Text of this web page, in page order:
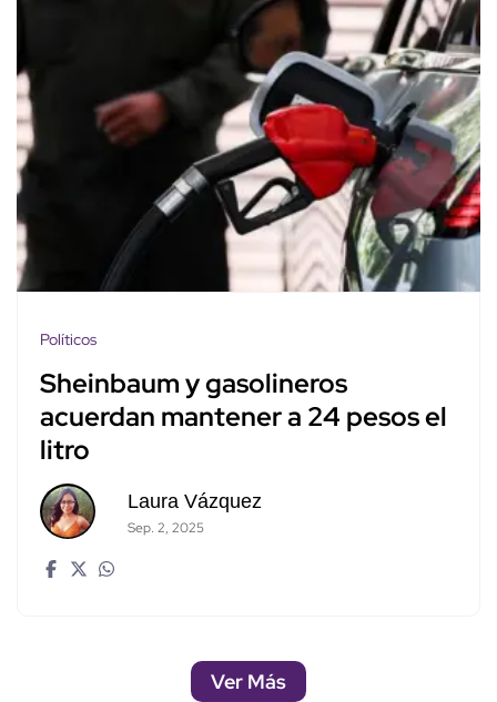
Políticos
Sheinbaum y gasolineros
acuerdan mantener a 24 pesos el
litro
Laura Vázquez
Sep. 2, 2025
Ver Más